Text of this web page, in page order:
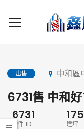
出售 中和區
6731售 中和
6731
物件 ID 建坪